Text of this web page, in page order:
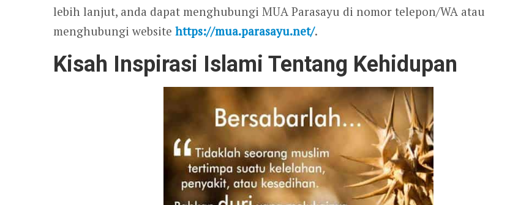
lebih lanjut, anda dapat menghubungi MUA Parasayu di nomor telepon/WA atau
menghubungi website https://mua.parasayu.net/.
Kisah Inspirasi Islami Tentang Kehidupan